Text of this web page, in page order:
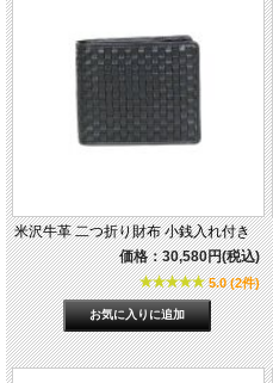
米沢牛革 二つ折り財布 小銭入れ付き
価格：30,580円(税込)
5.0 (2件)